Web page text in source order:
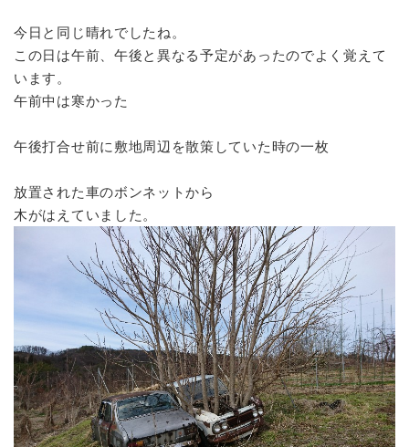
今日と同じ晴れでしたね。
この日は午前、午後と異なる予定があったのでよく覚えて
います。
午前中は寒かった
午後打合せ前に敷地周辺を散策していた時の一枚
放置された車のボンネットから
木がはえていました。